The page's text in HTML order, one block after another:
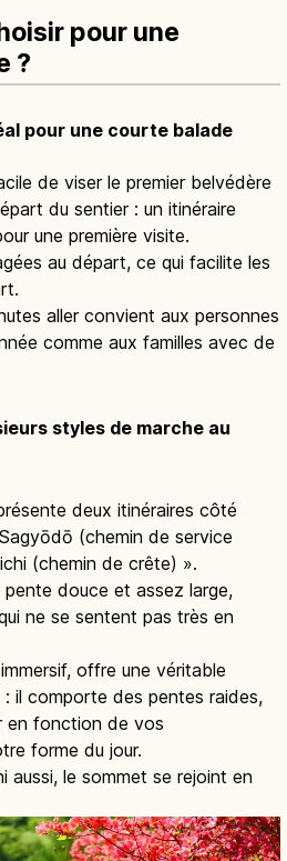
pour une
?
pour une courte balade
de viser le premier belvédère
du sentier : un itinéraire
une première visite.
au départ, ce qui facilite les
aller convient aux personnes
comme aux familles avec de
styles de marche au
deux itinéraires côté
(chemin de service
(chemin de crête) ».
douce et assez large,
ne se sentent pas très en
offre une véritable
il comporte des pentes raides,
en fonction de vos
forme du jour.
aussi, le sommet se rejoint en